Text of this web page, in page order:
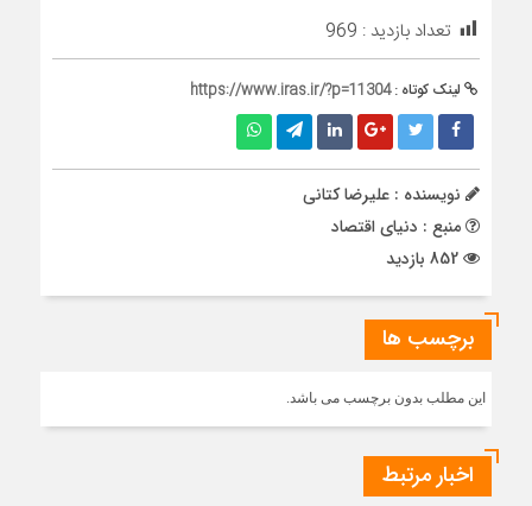
تعداد بازدید : 969
لینک کوتاه :https://www.iras.ir/?p=11304
نویسنده : علیرضا کتانی
منبع : دنیای اقتصاد
برچسب ها
این مطلب بدون برچسب می باشد.
اخبار مرتبط